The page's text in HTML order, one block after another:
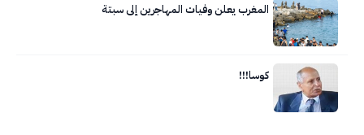
المغرب يعلن وفيات المهاجرين إلى سبتة
كوسا!!!